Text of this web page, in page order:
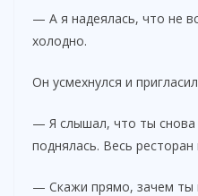
— А я надеялась, что не
холодно.
Он усмехнулся и
— Я слышал, что ты
поднялась. Весь
— Скажи прямо, зачем